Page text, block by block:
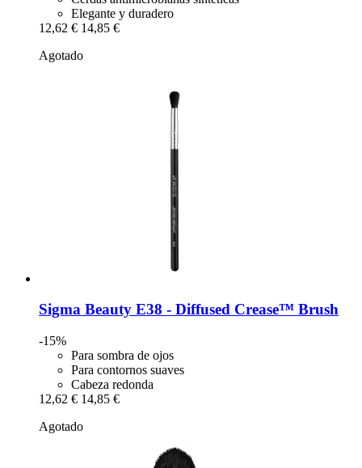
Elegante y duradero
12,62 € 14,85 €
Agotado
Sigma Beauty E38 -​ Diffused Crease™ Brush
-15%
Para sombra de ojos
Para contornos suaves
Cabeza redonda
12,62 € 14,85 €
Agotado